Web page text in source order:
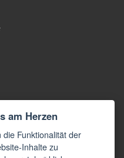
am Herzen
Funktionalität der
Inhalte zu